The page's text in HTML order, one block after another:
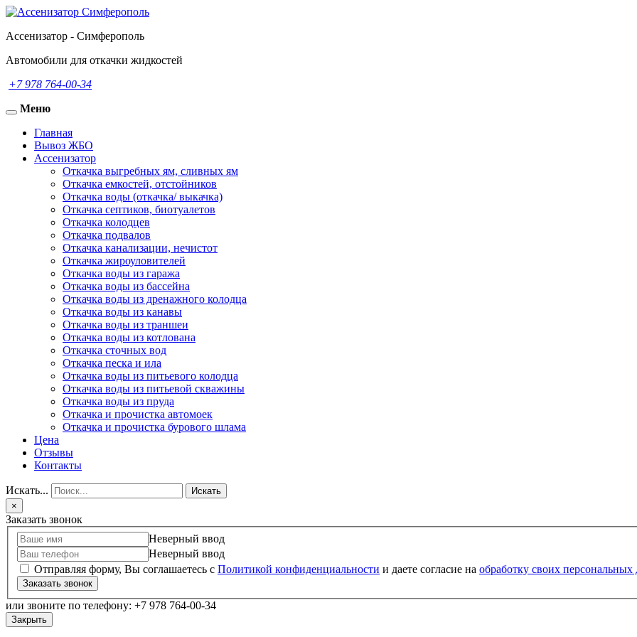
Ассенизатор - Симферополь
Автомобили для откачки жидкостей
+7 978 764-00-34
Toggle
navigation
Меню
Главная
Вывоз ЖБО
Ассенизатор
Откачка выгребных ям, сливных ям
Откачка емкостей, отстойников
Откачка воды (откачка/ выкачка)
Откачка септиков, биотуалетов
Откачка колодцев
Откачка подвалов
Откачка канализации, нечистот
Откачка жироуловителей
Откачка воды из гаража
Откачка воды из бассейна
Откачка воды из дренажного колодца
Откачка воды из канавы
Откачка воды из траншеи
Откачка воды из котлована
Откачка сточных вод
Откачка песка и ила
Откачка воды из питьевого колодца
Откачка воды из питьевой скважины
Откачка воды из пруда
Откачка и прочистка автомоек
Откачка и прочистка бурового шлама
Цена
Отзывы
Контакты
Искать...
Искать
×
Заказать звонок
Неверный ввод
Неверный ввод
Отправляя форму, Вы соглашаетесь с Политикой конфиденциальности и даете согласие на обработку своих
Заказать звонок
или звоните по телефону: +7 978 764-00-34
Закрыть